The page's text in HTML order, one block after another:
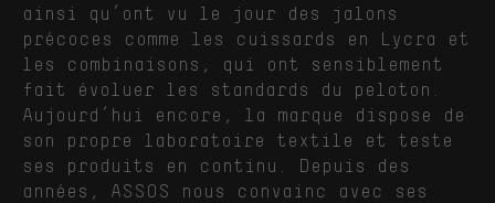
ainsi qu’ont vu le jour des jalons
précoces comme les cuissards en Lycra et
les combinaisons, qui ont sensiblement
fait évoluer les standards du peloton.
Aujourd’hui encore, la marque dispose de
son propre laboratoire textile et teste
ses produits en continu. Depuis des
années, ASSOS nous convainc avec ses